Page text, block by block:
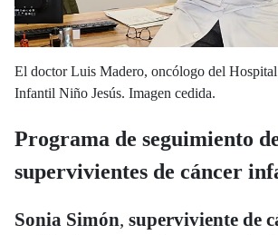
El doctor Luis Madero, oncólogo del
Infantil Niño Jesús. Imagen cedida.
Programa de seguimiento
supervivientes de cáncer
Sonia Simón, superviviente de